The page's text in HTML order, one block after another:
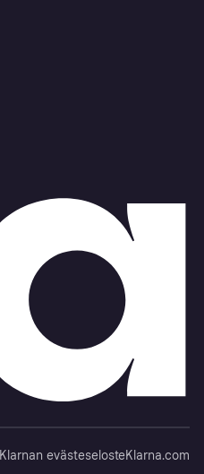
Klarnan evästeselosteKlarna.com